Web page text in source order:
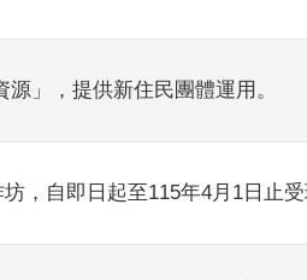
」，提供新住民團體運用。
，自即日起至115年4月1日止